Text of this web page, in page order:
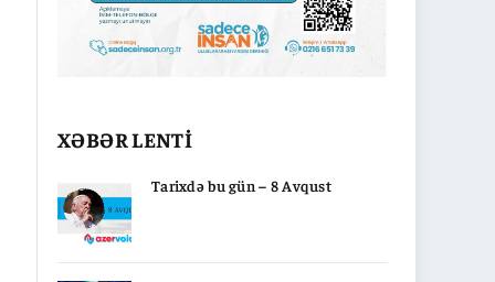
XƏBƏR LENTİ
Tarixdə bu gün – 8 Avqust